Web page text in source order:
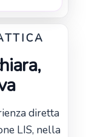
diretta
LIS, nella